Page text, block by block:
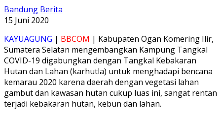
Bandung Berita
15 Juni 2020
KAYUAGUNG | BBCOM | Kabupaten Ogan Komering Ilir,
Sumatera Selatan mengembangkan Kampung Tangkal
COVID-19 digabungkan dengan Tangkal Kebakaran
Hutan dan Lahan (karhutla) untuk menghadapi bencana
kemarau 2020 karena daerah dengan vegetasi lahan
gambut dan kawasan hutan cukup luas ini, sangat rentan
terjadi kebakaran hutan, kebun dan lahan.